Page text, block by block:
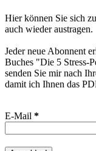
Hier können Sie sich
auch wieder austragen.
Jeder neue Abonnent
Buches "Die 5 Stress-
senden Sie mir nach
damit ich Ihnen das
E-Mail *